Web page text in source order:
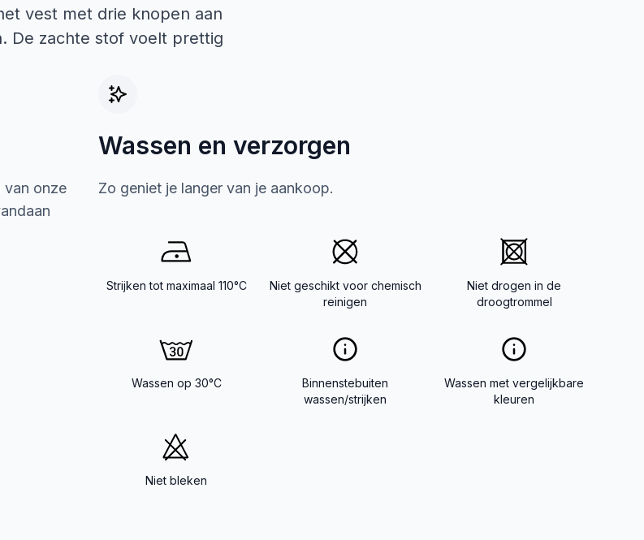
vest met drie knopen aan
De zachte stof voelt prettig
van onze
Wassen en verzorgen
Zo geniet je langer van je aankoop.
Strijken tot maximaal 110°C
Niet geschikt voor chemisch
reinigen
Niet drogen in de
droogtrommel
Wassen op 30°C
Binnenstebuiten
wassen/strijken
Wassen met vergelijkbare
kleuren
Niet bleken